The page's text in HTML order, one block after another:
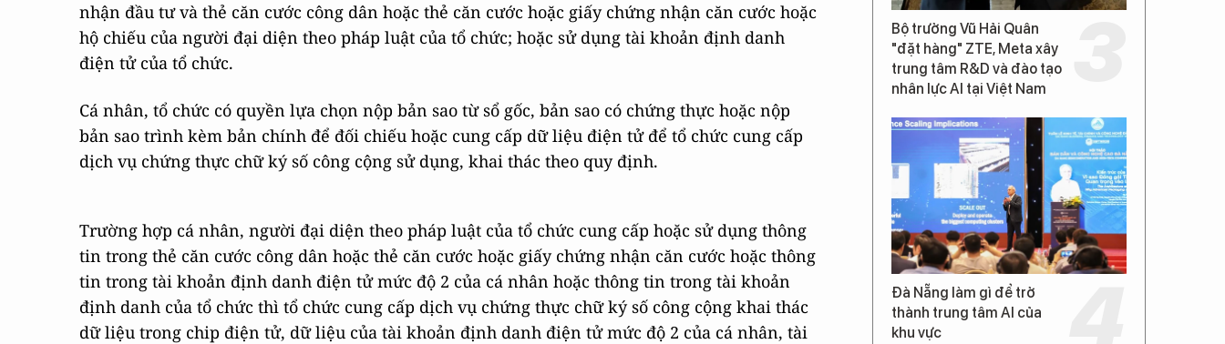
nhận đầu tư và thẻ căn cước công dân hoặc thẻ căn cước hoặc giấy chứng nhận căn cước hoặc
hộ chiếu của người đại diện theo pháp luật của tổ chức; hoặc sử dụng tài khoản định danh
điện tử của tổ chức.
Cá nhân, tổ chức có quyền lựa chọn nộp bản sao từ sổ gốc, bản sao có chứng thực hoặc nộp
bản sao trình kèm bản chính để đối chiếu hoặc cung cấp dữ liệu điện tử để tổ chức cung cấp
dịch vụ chứng thực chữ ký số công cộng sử dụng, khai thác theo quy định.
Trường hợp cá nhân, người đại diện theo pháp luật của tổ chức cung cấp hoặc sử dụng thông
tin trong thẻ căn cước công dân hoặc thẻ căn cước hoặc giấy chứng nhận căn cước hoặc thông
tin trong tài khoản định danh điện tử mức độ 2 của cá nhân hoặc thông tin trong tài khoản
định danh của tổ chức thì tổ chức cung cấp dịch vụ chứng thực chữ ký số công cộng khai thác
dữ liệu trong chip điện tử, dữ liệu của tài khoản định danh điện tử mức độ 2 của cá nhân, tài
Bộ trưởng Vũ Hải Quân
"đặt hàng" ZTE, Meta xây
trung tâm R&D và đào tạo
nhân lực AI tại Việt Nam
Đà Nẵng làm gì để trở
thành trung tâm AI của
khu vực